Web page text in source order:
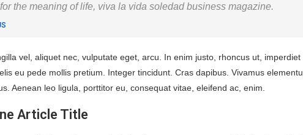
the meaning of life, viva la vida soledad business magazine.
vel, aliquet nec, vulputate eget, arcu. In enim justo, rhoncus ut, imperdiet
eu pede mollis pretium. Integer tincidunt. Cras dapibus. Vivamus
Aenean leo ligula, porttitor eu, consequat vitae, eleifend ac, enim.
Article Title